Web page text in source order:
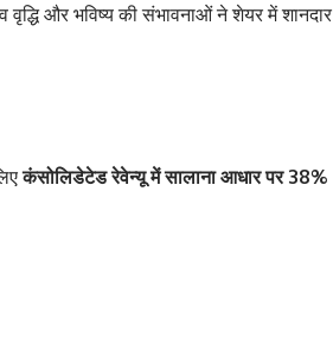
और भविष्य की संभावनाओं ने शेयर में शानदार
कंसोलिडेटेड रेवेन्यू में सालाना आधार पर 38%